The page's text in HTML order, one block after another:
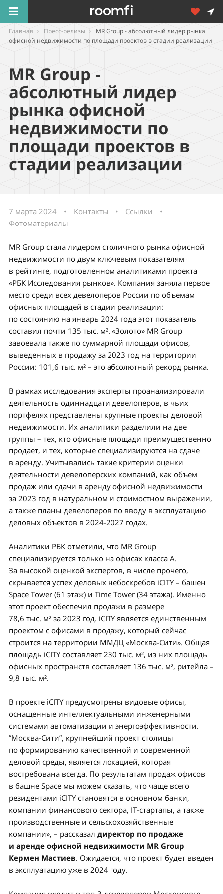
Главная Пресс-релизы
MR Group - абсолютный лидер рынка
офисной недвижимости по площади проектов в стадии реализации
MR Group -
абсолютный лидер
рынка офисной
недвижимости по
площади проектов в
стадии реализации
7 марта 2024 • Контакты • Ссылки
•
Фотоматериалы
MR Group стала лидером столичного рынка офисной
недвижимости по двум ключевым показателям
в рейтинге, подготовленном аналитиками проекта
«РБК Исследования рынков». Компания заняла первое
место среди всех девелоперов России по объемам
офисных площадей в стадии реализации:
по состоянию на январь 2024 года этот показатель
составил почти 135 тыс. м². «Золото» MR Group
завоевала также по суммарной площади офисов,
выведенных в продажу за 2023 год на территории
России: 101,6 тыс. м² – это абсолютный рекорд рынка.
В рамках исследования эксперты проанализировали
деятельность одиннадцати девелоперов, в чьих
портфелях представлены крупные проекты деловой
недвижимости. Их аналитики разделили на две
группы – тех, кто офисные площади преимущественно
продает, и тех, которые специализируются на сдаче
в аренду. Учитывались такие критерии оценки
деятельности девелоперских компаний, как объем
продаж или сдачи в аренду офисной недвижимости
за 2023 год в натуральном и стоимостном выражении,
а также планы девелоперов по вводу в эксплуатацию
деловых объектов в 2024-2027 годах.
Аналитики РБК отметили, что MR Group
специализируется только на офисах класса А.
За высокой оценкой экспертов, в числе прочего,
скрывается успех деловых небоскребов iCITY – башен
Space Tower (61 этаж) и Time Tower (34 этажа). Именно
этот проект обеспечил продажи в размере
78,6 тыс. м² за 2023 год. iCITY является единственным
проектом с офисами в продажу, который сейчас
строится на территории ММДЦ «Москва-Сити». Общая
площадь iCITY составляет 230 тыс. м², из них площадь
офисных пространств составляет 136 тыс. м², ритейла –
9,8 тыс. м².
В проекте iCITY предусмотрены видовые офисы,
оснащенные интеллектуальными инженерными
системами автоматизации и энергоэффективности.
”Москва-Сити”, крупнейший проект столицы
по формированию качественной и современной
деловой среды, является локацией, которая
востребована всегда. По результатам продаж офисов
в башне Space мы можем сказать, что чаще всего
резидентами iCITY становятся в основном банки,
компании финансового сектора, IT-стартапы, а также
производственные и сельскохозяйственные
компании», – рассказал директор по продаже
и аренде офисной недвижимости MR Group
Кермен Мастиев. Ожидается, что проект будет введен
в эксплуатацию уже в 2024 году.